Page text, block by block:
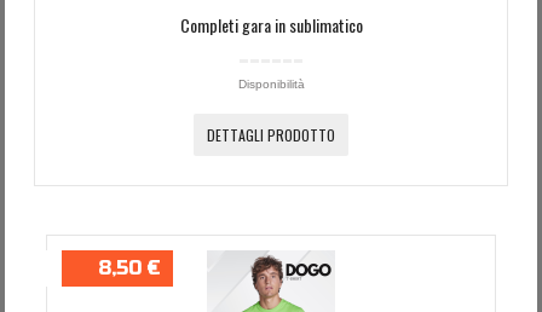
Completi gara in sublimatico
Disponibilità
DETTAGLI PRODOTTO
8,50 €